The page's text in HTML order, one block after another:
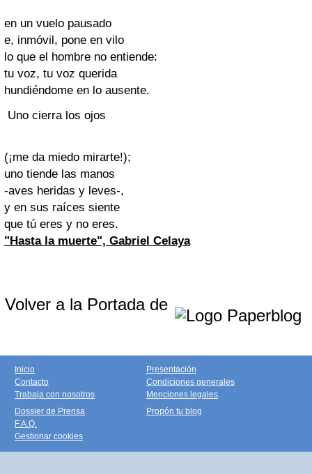
en un vuelo pausado
e, inmóvil, pone en vilo
lo que el hombre no entiende:
tu voz, tu voz querida
hundiéndome en lo ausente.
Uno cierra los ojos
(¡me da miedo mirarte!);
uno tiende las manos
-aves heridas y leves-,
y en sus raíces siente
que tú eres y no eres.
"Hasta la muerte", Gabriel Celaya
Volver a la Portada de
Inicio
Contacto
Trabaja con nosotros
Presentación
Condiciones generales
Menciones legales
Dossier de Prensa
F.A.Q.
Gestionar cookies
Propón tu blog